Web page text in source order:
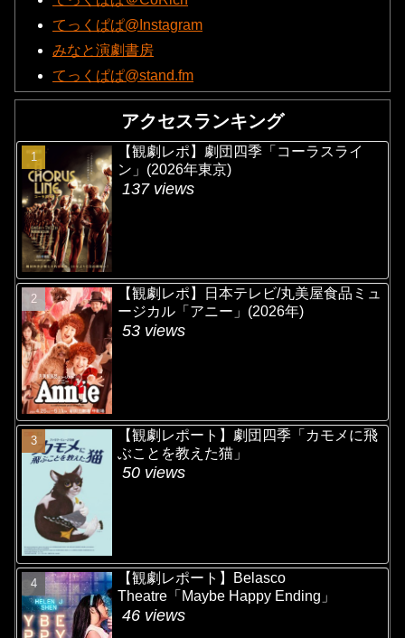
てっくぱぱ@Instagram
みなと演劇書房
てっくぱぱ@stand.fm
アクセスランキング
【観劇レポ】劇団四季「コーラスライ
ン」(2026年東京)
137 views
【観劇レポ】日本テレビ/丸美屋食品ミュ
ージカル「アニー」(2026年)
53 views
【観劇レポート】劇団四季「カモメに飛
ぶことを教えた猫」
50 views
【観劇レポート】Belasco
Theatre「Maybe Happy Ending」
46 views